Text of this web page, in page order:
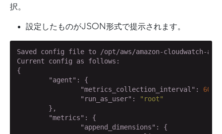
択。
設定したものがJSON形式で提示されます。
Saved config file to /opt/aws/amazon-cloudwatch-
Current config as follows:
{
"agent" : {
"metrics_collection_interval" : 60
"run_as_user" :
"root"
        },
"metrics" : {
"append_dimensions" : {